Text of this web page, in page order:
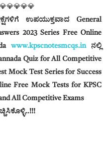
ಉಪಯುಕ್ತವಾದ General
2023 Series Free Online
www.kpscnotesmcqs.inನಲ್ಲಿ
Quiz for All Competitive
Mock Test Series for Success
Free Mock Tests for KPSC
All Competitive Exams